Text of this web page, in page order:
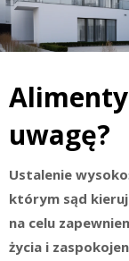
uwagę?
Ustalenie
którym sąd
na celu
życia i